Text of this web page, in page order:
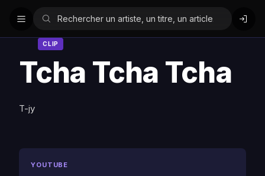
CLIP
Tcha Tcha Tcha
T-jy
YOUTUBE